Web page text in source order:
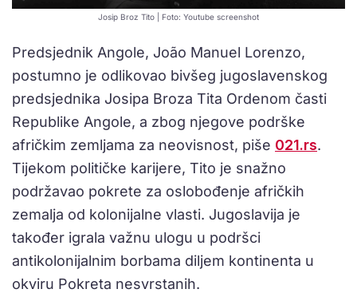
Josip Broz Tito | Foto: Youtube screenshot
Predsjednik Angole, João Manuel Lorenzo,
postumno je odlikovao bivšeg jugoslavenskog
predsjednika Josipa Broza Tita Ordenom časti
Republike Angole, a zbog njegove podrške
afričkim zemljama za neovisnost, piše 021.rs.
Tijekom političke karijere, Tito je snažno
podržavao pokrete za oslobođenje afričkih
zemalja od kolonijalne vlasti. Jugoslavija je
također igrala važnu ulogu u podršci
antikolonijalnim borbama diljem kontinenta u
okviru Pokreta nesvrstanih.